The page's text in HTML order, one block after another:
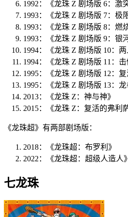
1992：《龙珠 Z 剧场版 6：激
1993：《龙珠 Z 剧场版 7：极
1993：《龙珠 Z 剧场版 8：燃
1993：《龙珠 Z 剧场版 9：银
1994：《龙珠 Z 剧场版 10：
1994：《龙珠 Z 剧场版 11：
1995：《龙珠 Z 剧场版 12：
1995：《龙珠 Z 剧场版 13：
2013：《龙珠 Z：神与神》
2015：《龙珠 Z：复活的弗利
《龙珠超》有两部剧场版：
2018：《龙珠超：布罗利》
2022：《龙珠超：超级人造人》
七龙珠